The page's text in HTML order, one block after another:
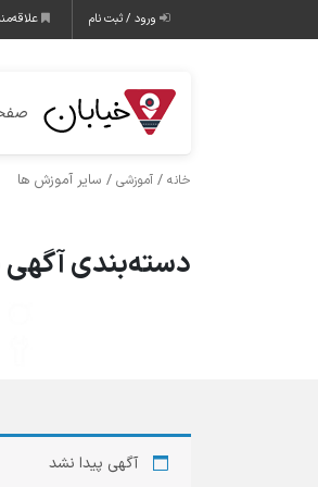
ورود / ثبت نام
خانه / آموزشی / سایر آموزش ها
دسته‌بندی
آگهی پیدا نشد